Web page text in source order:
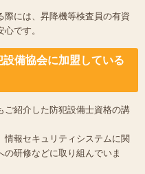
際には、昇降機等検査員の有資
です。
備協会に加盟している
ご紹介した防犯設備士資格の講
情報セキュリティシステムに関
研修などに取り組んでいま